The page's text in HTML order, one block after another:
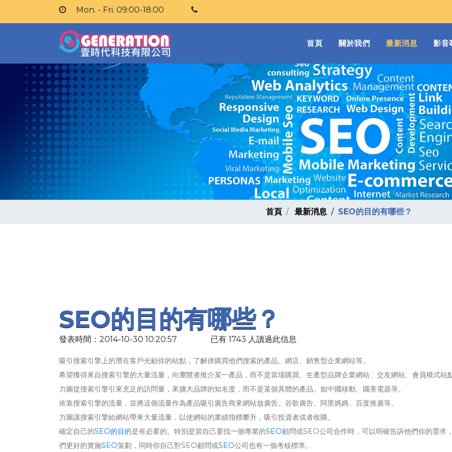
Mon. - Fri. 09:00-18:00
首頁(current)
關於我們 最新消息 影音
首頁 最新消息 SEO的目的有哪些？
SEO的目的有哪些？
發表時間：2014-10-30 10:20:57 已有 1743 人讀過此信息
吸引搜索引擎上的潛在客戶光顧你的站點，了解併購買他們搜索的產品。網店、銷售型企業網站等。
希望獲得來自搜索引擎的大量流量，向瀏覽者推介某一產品，而不是當場購買。生產型品牌企業網站、交友網站、會員模式站點
力圖從搜索引擎引來充足的訪問量，來擴大品牌的知名度，而不是某個具體的產品。如中國移動、國美電器等。
依靠搜索引擎的流量，並將這個流量作為產品吸引廣告商來網站放廣告。谷歌廣告、阿里媽媽、百度推廣等。
力圖讓搜索引擎給網站帶來大量流量，以使網站的業績指標攀升，吸引投資者或者收購。
確定自己的SEO的目的是有必要的。特別是當自己要找一個專業的SEO顧問或SEO公司合作時，可以明確告訴他們你的需求
們更好的實施SEO策劃，同時你自己對SEO顧問或SEO公司也有一個考核標準。